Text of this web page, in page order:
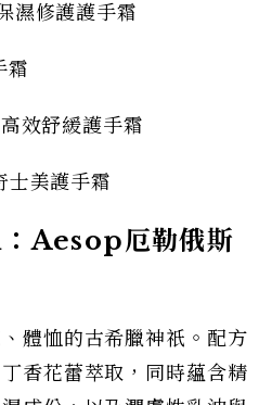
濕修護護手霜
霜
效舒緩護手霜
美護手霜
：Aesop厄勒俄斯
體恤的古希臘神祇。配方
香花蕾萃取，同時蘊含精